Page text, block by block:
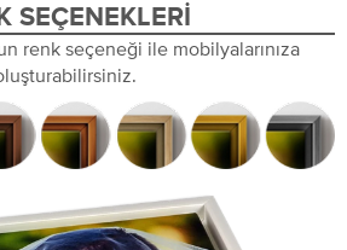
SEÇENEKLERI
renk seçeneği ile mobilyalarınıza